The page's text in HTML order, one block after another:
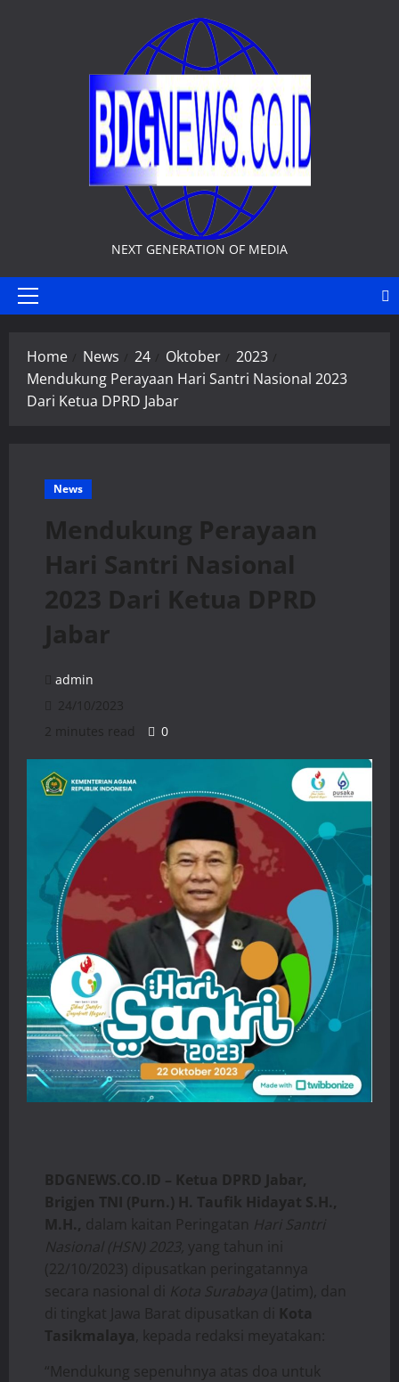
NEXT GENERATION OF MEDIA
Primary
Home News 24 Oktober
2023
Mendukung Perayaan Hari Santri Nasional 2023
Dari Ketua DPRD Jabar
News
Mendukung Perayaan
Hari Santri Nasional
2023 Dari Ketua DPRD
Jabar
admin
24/10/2023
2 minutes read
0
BDGNEWS.CO.ID – Ketua DPRD Jabar,
Brigjen TNI (Purn.) H. Taufik Hidayat S.H.,
M.H., dalam kaitan Peringatan Hari Santri
Nasional (HSN) 2023, yang tahun ini
(22/10/2023) dipusatkan peringatannya
secara nasional di Kota Surabaya (Jatim), dan
di tingkat Jawa Barat dipusatkan di Kota
Tasikmalaya , kepada redaksi meyatakan:
“Mendukung sepenuhnya atas doa untuk